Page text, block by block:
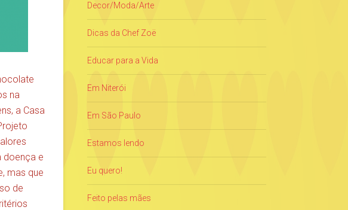
na
a Casa
doença e
mas que
de
Decor/Moda/Arte
Dicas da Chef Zoë
Educar para a Vida
Em Niterói
Em São Paulo
Estamos lendo
Eu quero!
Feito pelas mães